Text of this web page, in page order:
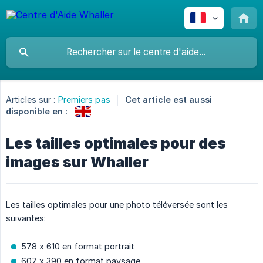
Articles sur : Premiers pas
Cet article est aussi
disponible en :
Les tailles optimales pour des
images sur Whaller
Les tailles optimales pour une photo téléversée sont les
suivantes:
578 x 610 en format portrait
607 x 390 en format paysage